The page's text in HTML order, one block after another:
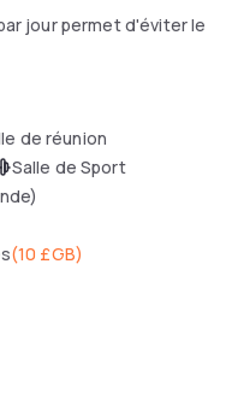
jour permet d'éviter le
de réunion
Salle de Sport
(10 £GB)